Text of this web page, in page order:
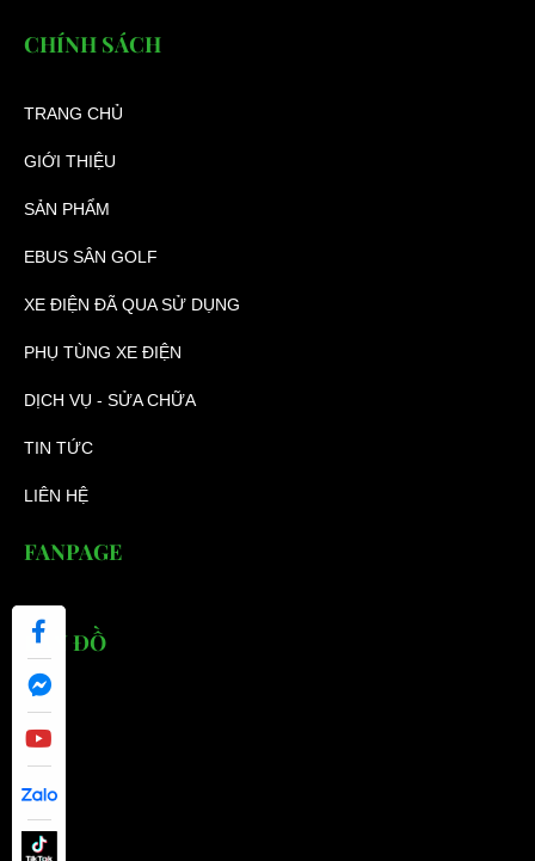
CHÍNH SÁCH
TRANG CHỦ
GIỚI THIỆU
SẢN PHẨM
EBUS SÂN GOLF
XE ĐIỆN ĐÃ QUA SỬ DỤNG
PHỤ TÙNG XE ĐIỆN
DỊCH VỤ - SỬA CHỮA
TIN TỨC
LIÊN HỆ
FANPAGE
BẢN ĐỒ